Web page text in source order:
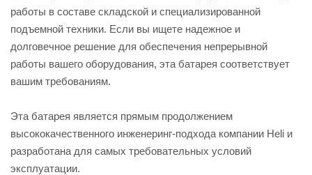
работы в составе складской и специализированной
подъемной техники. Если вы ищете надежное и
долговечное решение для обеспечения непрерывной
работы вашего оборудования, эта батарея соответствует
вашим требованиям.
Эта батарея является прямым продолжением
высококачественного инженеринг-подхода компании Heli и
разработана для самых требовательных условий
эксплуатации.